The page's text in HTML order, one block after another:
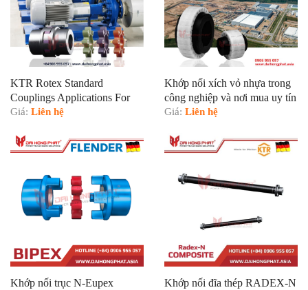
KTR Rotex Standard
Couplings Applications For
Pump Drives
Giá: Liên hệ
Khớp nối xích vỏ nhựa trong
công nghiệp và nơi mua uy tín
Giá: Liên hệ
Khớp nối trục N-Eupex
Khớp nối đĩa thép RADEX-N